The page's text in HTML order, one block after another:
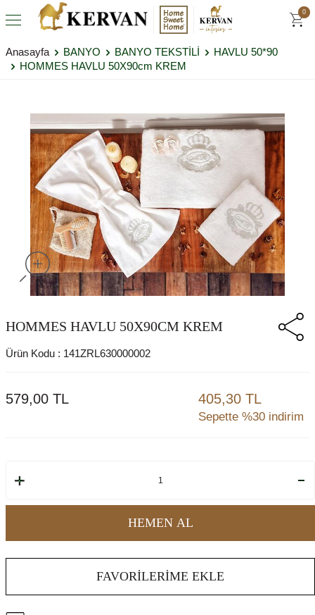
0
Anasayfa BANYO BANYO TEKSTİLİ
HAVLU 50*90
HOMMES HAVLU 50X90cm KREM
HOMMES HAVLU 50X90CM KREM
Ürün Kodu : 141ZRL630000002
579,00 TL 405,30 TL
Sepette %30 indirim
HEMEN AL
FAVORILERIME EKLE